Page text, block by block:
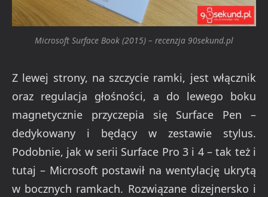
Microsoft Surface Book (2015) – recenzja 90sekund.pl
Z lewej strony, na szczycie ramki, jest włącznik
oraz regulacja głośności, a do lewego boku
magnetycznie przyczepia się Surface Pen –
dedykowany i będący w zestawie stylus.
Podobnie, jak w serii Surface Pro 3 i 4 – tak też i
tutaj – Microsoft postawił na wentylację ukrytą
w bocznych ramkach. Rozwiązane dizejnersko i